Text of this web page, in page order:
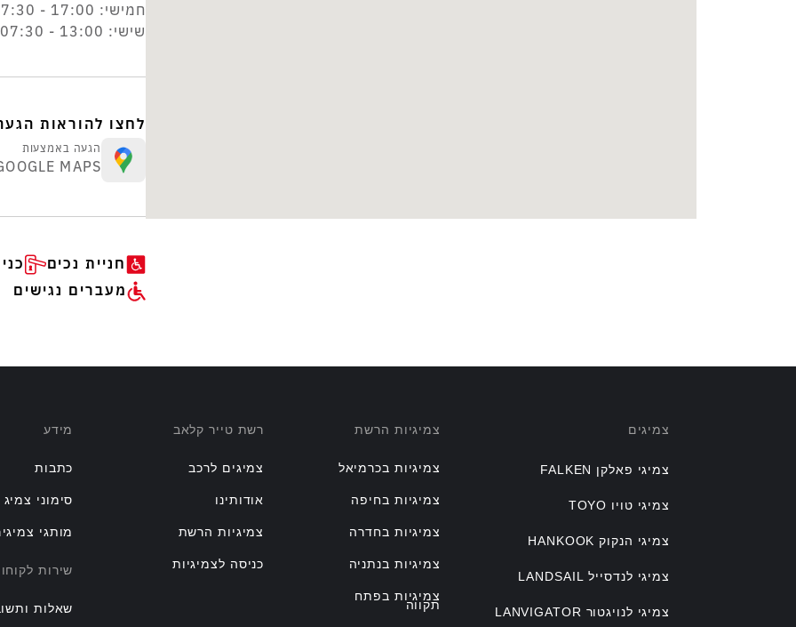
חמישי: 17:00 - 07:30
שישי: 13:00 - 07:30
לחצו להוראות
הגעה באמצעות
MAPS
חניית נכים
מעברים נגישים
צמיגים
צמיגי פאלקן FALKEN
צמיגי טויו TOYO
צמיגי הנקוק HANKOOK
צמיגי לנדסייל LANDSAIL
צמיגי לנויגטור LANVIGATOR
צמיגיות הרשת
צמיגיות בכרמיאל
צמיגיות בחיפה
צמיגיות בחדרה
צמיגיות בנתניה
צמיגיות בפתח
תקווה
רשת טייר קלאב
צמיגים לרכב
אודותינו
צמיגיות הרשת
כניסה לצמיגיות
מידע
כתבות
סימוני צמיג
מותגי
שירות
שאלות